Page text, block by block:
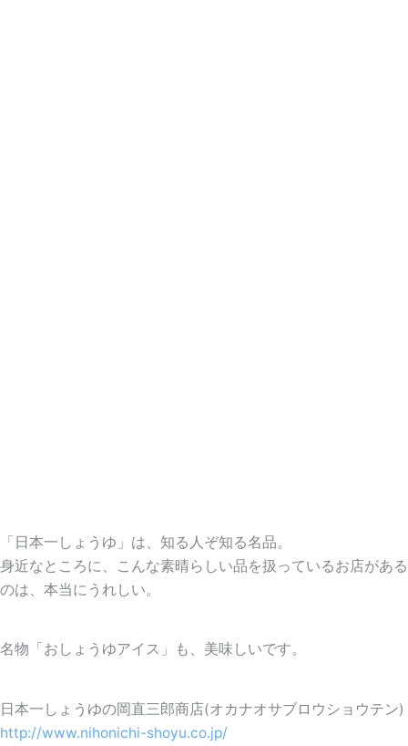
「日本一しょうゆ」は、知る人ぞ知る名品。
身近なところに、こんな素晴らしい品を扱っているお店がある
のは、本当にうれしい。
名物「おしょうゆアイス」も、美味しいです。
日本一しょうゆの岡直三郎商店(オカナオサブロウショウテン)
http://www.nihonichi-shoyu.co.jp/